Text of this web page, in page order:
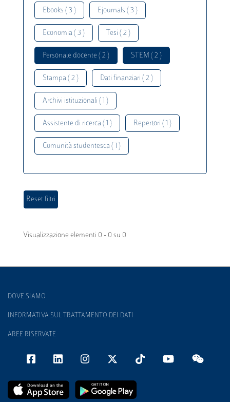
Ebooks ( 3 ) Ejournals ( 3 )
Economia ( 3 ) Tesi ( 2 )
Personale docente ( 2 ) STEM ( 2 )
Stampa ( 2 ) Dati finanziari ( 2 )
Archivi istituzionali ( 1 )
Assistente di ricerca ( 1 ) Repertori ( 1 )
Comunità studentesca ( 1 )
Visualizzazione elementi 0 - 0 su 0
DOVE SIAMO
INFORMATIVA SUL TRATTAMENTO DEI DATI
AREE RISERVATE